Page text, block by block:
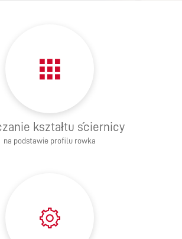
kształtu ściernicy
na podstawie profilu rowka